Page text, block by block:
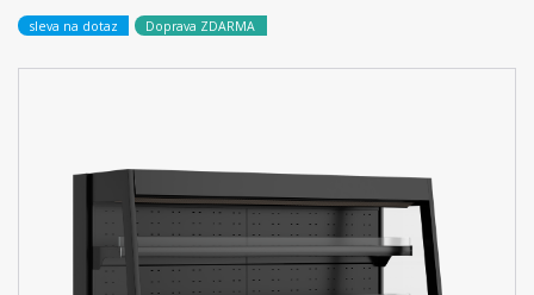
sleva na dotaz Doprava ZDARMA